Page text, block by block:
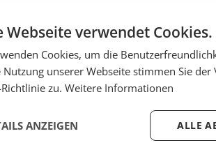
Webseite verwendet Cookies.
Cookies, um die
unserer Webseite stimmen Sie
zu. Weitere Informationen
ALLE
ANZEIGEN